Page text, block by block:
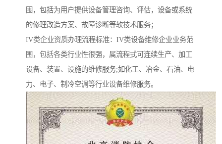
围，包括为用户提供设备管理咨询、评估，设备或系统
的修理改造方案、故障诊断等软技术服务；
IV类企业资质办理流程标准：IV类设备维修企业业务范
围，包括各类行业性很强，属流程式可连续生产、加工
设备、装置、设施的维修服务;如化工、冶金、石油、电
力、电子、制冷空调等行业设备维修服务。